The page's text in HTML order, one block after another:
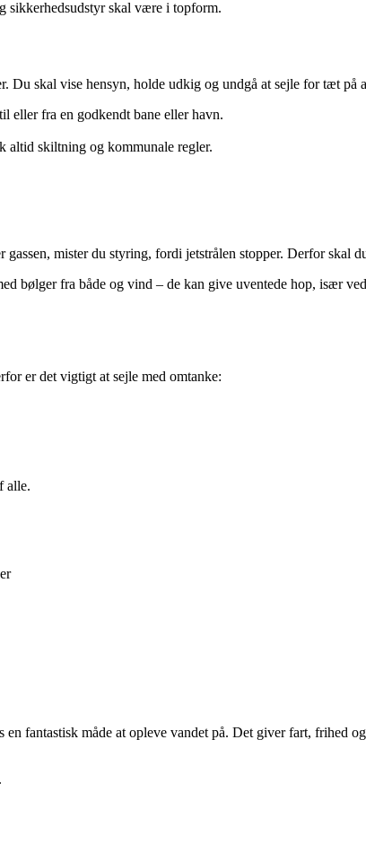
sikkerhedsudstyr skal være i topform.
Du skal vise hensyn, holde udkig og undgå at sejle for tæt
eller fra en godkendt bane eller havn.
altid skiltning og kommunale regler.
mister du styring, fordi jetstrålen stopper. Derfor skal
bølger fra både og vind – de kan give uventede hop, især
er det vigtigt at sejle med omtanke:
alle.
fantastisk måde at opleve vandet på. Det giver fart, frihed